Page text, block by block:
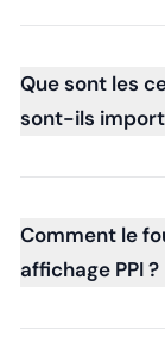
Que sont les
sont-ils
Comment le
affichage PPI ?